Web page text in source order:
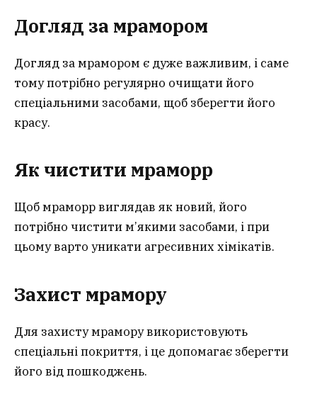
Догляд за мрамором
Догляд за мрамором є дуже важливим, і саме
тому потрібно регулярно очищати його
спеціальними засобами, щоб зберегти його
красу.
Як чистити мраморр
Щоб мраморр виглядав як новий, його
потрібно чистити м’якими засобами, і при
цьому варто уникати агресивних хімікатів.
Захист мрамору
Для захисту мрамору використовують
спеціальні покриття, і це допомагає зберегти
його від пошкоджень.